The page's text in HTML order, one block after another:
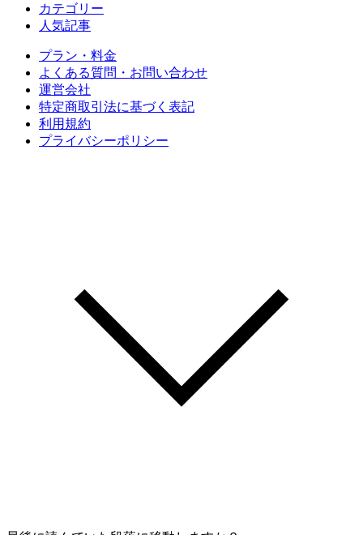
カテゴリー
人気記事
プラン・料金
よくある質問・お問い合わせ
運営会社
特定商取引法に基づく表記
利用規約
プライバシーポリシー